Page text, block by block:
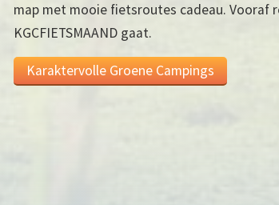
map met mooie fietsroutes cadeau. Vooraf
KGCFIETSMAAND gaat.
Karaktervolle Groene Campings